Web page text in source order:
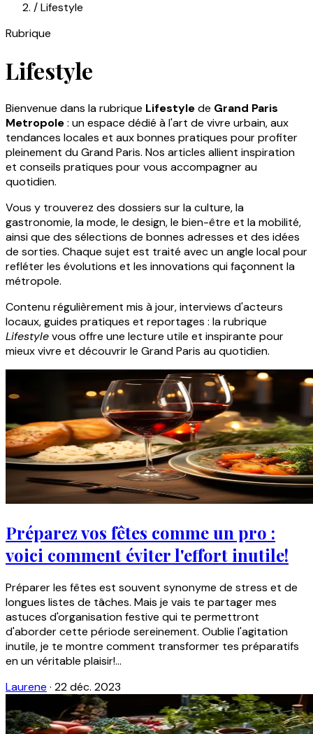
/Lifestyle
Rubrique
Lifestyle
Bienvenue dans la rubrique Lifestylede Grand Paris
Metropole: un espace dédié à l'art de vivre urbain, aux
tendances locales et aux bonnes pratiques pour profiter
pleinement du Grand Paris. Nos articles allient inspiration
et conseils pratiques pour vous accompagner au
quotidien.
Vous y trouverez des dossiers sur la culture, la
gastronomie, la mode, le design, le bien-être et la mobilité,
ainsi que des sélections de bonnes adresses et des idées
de sorties. Chaque sujet est traité avec un angle local pour
refléter les évolutions et les innovations qui façonnent la
métropole.
Contenu régulièrement mis à jour, interviews d'acteurs
locaux, guides pratiques et reportages : la rubrique
Lifestylevous offre une lecture utile et inspirante pour
mieux vivre et découvrir le Grand Paris au quotidien.
Préparez vos fêtes comme un pro :
voici comment éviter l'effort inutile!
Préparer les fêtes est souvent synonyme de stress et de
longues listes de tâches. Mais je vais te partager mes
astuces d'organisation festive qui te permettront
d'aborder cette période sereinement. Oublie l'agitation
inutile, je te montre comment transformer tes préparatifs
en un véritable plaisir!...
Laurene · 22 déc. 2023